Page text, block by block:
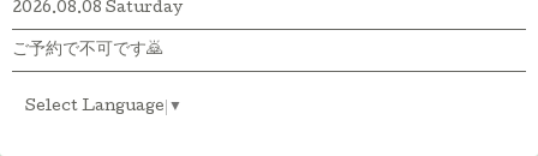
2026.08.08 Saturday
ご予約で不可です🙇
Select Language ▼